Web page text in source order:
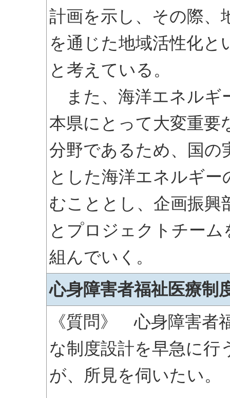
計画を示し、その際、
を通じた地域活性化
と考えている。
また、海洋エネルギ
本県にとって大変重要
分野であるため、国の
とした海洋エネルギ
むこととし、企画振興
とプロジェクトチー
組んでいく。
心身障害者福祉医療制
《質問》 心身障害者
な制度設計を早急に
が、所見を伺いたい。